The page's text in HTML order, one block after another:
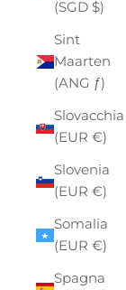
(SGD $)
Sint
Maarten
(ANG ƒ)
Slovacchia
(EUR €)
Slovenia
(EUR €)
Somalia
(EUR €)
Spagna